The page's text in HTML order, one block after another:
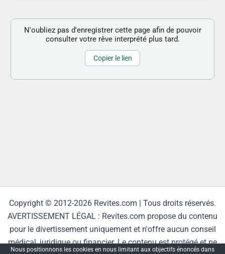
N'oubliez pas d'enregistrer cette page afin de pouvoir
consulter votre rêve interprété plus tard.
Copier le lien
Copyright © 2012-2026 Revites.com | Tous droits réservés.
AVERTISSEMENT LÉGAL : Revites.com propose du contenu
pour le divertissement uniquement et n'offre aucun conseil
médical, juridique ou financier. Le contenu est protégé et ne
Nous positionnons les cookies en nous limitant aux objectifs énoncés dans